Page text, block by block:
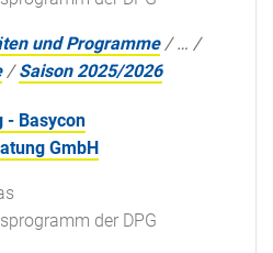
und Programme /… /
/Saison 2025/2026
- Basycon
GmbH
der DPG